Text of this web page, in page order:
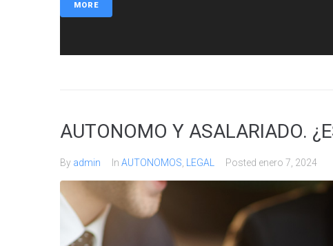
MORE
AUTONOMO Y ASALARIADO.
By admin In AUTONOMOS, LEGAL Posted enero 7, 2024